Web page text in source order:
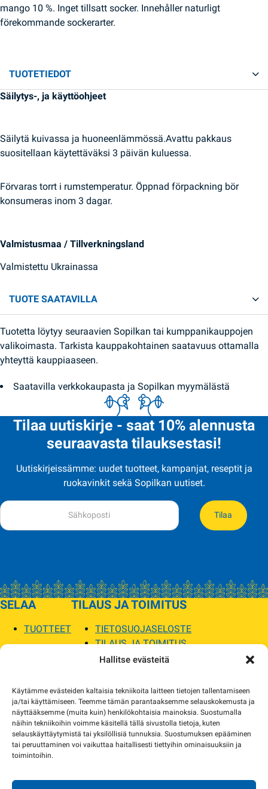
Hallitse evästeitä
Käytämme evästeiden kaltaisia tekniikoita laitteen tietojen tallentamiseen
ja/tai käyttämiseen. Teemme tämän parantaaksemme selauskokemusta ja
näyttääksemme (muita kuin) henkilökohtaisia mainoksia. Suostumalla
näihin tekniikoihin voimme käsitellä tällä sivustolla tietoja, kuten
selauskäyttäytymistä tai yksilöllisiä tunnuksia. Suostumuksen epääminen
tai peruuttaminen voi vaikuttaa haitallisesti tiettyihin ominaisuuksiin ja
toimintoihin.
mango 10 %. Inget tillsatt socker. Innehåller naturligt
förekommande sockerarter.
TUOTETIEDOT
Säilytys-, ja käyttöohjeet
Säilytä kuivassa ja huoneenlämmössä.Avattu pakkaus
suositellaan käytettäväksi 3 päivän kuluessa.
Förvaras torrt i rumstemperatur. Öppnad förpackning bör
konsumeras inom 3 dagar.
Valmistusmaa / Tillverkningsland
Valmistettu Ukrainassa
TUOTE SAATAVILLA
Tuotetta löytyy seuraavien Sopilkan tai kumppanikauppojen
valikoimasta. Tarkista kauppakohtainen saatavuus ottamalla
yhteyttä kauppiaaseen.
Saatavilla verkkokaupasta ja Sopilkan myymälästä
Tilaa uutiskirje - saat 10% alennusta
seuraavasta tilauksestasi!
Uutiskirjeissämme: uudet tuotteet, kampanjat, reseptit ja
ruokavinkit sekä Sopilkan uutiset.
Tilaa
SELAA
TUOTTEET
TILAUS JA TOIMITUS
TIETOSUOJASELOSTE
TILAUS JA TOIMITUS
TOIMITUSEHDOT
MYYMÄLÄT JA YHTEYSTIEDOT
USEIN KYSYTYT
AJANKOHTAISTA